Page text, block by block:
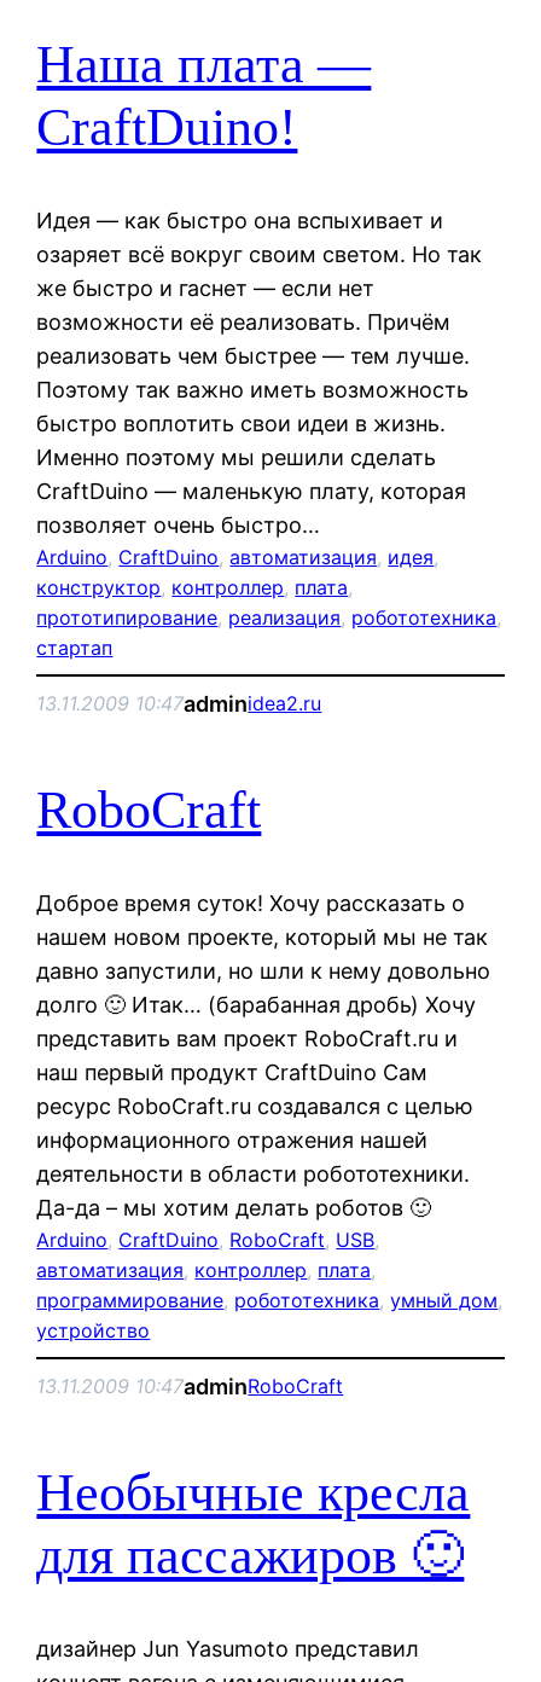
Наша плата —
CraftDuino!
Идея — как быстро она вспыхивает и
озаряет всё вокруг своим светом. Но так
же быстро и гаснет — если нет
возможности её реализовать. Причём
реализовать чем быстрее — тем лучше.
Поэтому так важно иметь возможность
быстро воплотить свои идеи в жизнь.
Именно поэтому мы решили сделать
CraftDuino — маленькую плату, которая
позволяет очень быстро…
Arduino, CraftDuino, автоматизация, идея
конструктор, контроллер, плата
прототипирование, реализация, робототехника
стартап
13.11.2009 10:47adminidea2.ru
RoboCraft
Доброе время суток! Хочу рассказать о
нашем новом проекте, который мы не так
давно запустили, но шли к нему довольно
долго 🙂 Итак… (барабанная дробь) Хочу
представить вам проект RoboCraft.ru и
наш первый продукт CraftDuino Сам
ресурс RoboCraft.ru создавался с целью
информационного отражения нашей
деятельности в области робототехники.
Да-да – мы хотим делать роботов 🙂
Arduino, CraftDuino, RoboCraft, USB
автоматизация, контроллер, плата
программирование, робототехника, умный дом
устройство
13.11.2009 10:47adminRoboCraft
Необычные кресла
для пассажиров 🙂
дизайнер Jun Yasumoto представил